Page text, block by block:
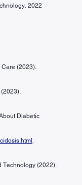
2022
(2023).
Diabetic
Technology (2022).